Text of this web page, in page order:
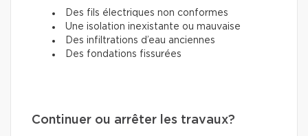
Des fils électriques non conformes
Une isolation inexistante ou mauvaise
Des infiltrations d’eau anciennes
Des fondations fissurées
Continuer ou arrêter les travaux?